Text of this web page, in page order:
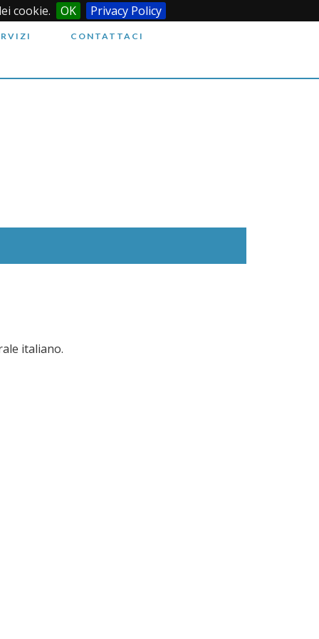
cookie. OK Privacy Policy
CONTATTACI
italiano.